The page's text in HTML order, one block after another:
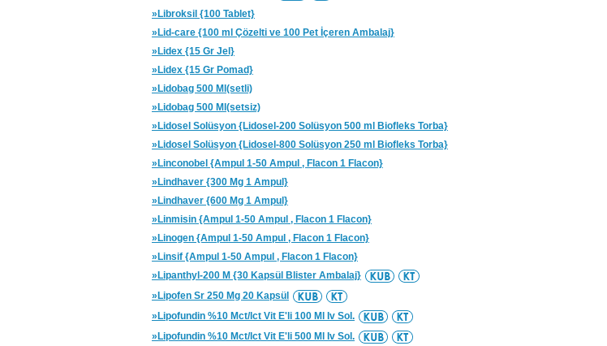
»Libroksil {100 Tablet}
»Lid-care {100 ml Çözelti ve 100 Pet İçeren Ambalaj}
»Lidex {15 Gr Jel}
»Lidex {15 Gr Pomad}
»Lidobag 500 Ml(setli)
»Lidobag 500 Ml(setsiz)
»Lidosel Solüsyon {Lidosel-200 Solüsyon 500 ml Biofleks Torba}
»Lidosel Solüsyon {Lidosel-800 Solüsyon 250 ml Biofleks Torba}
»Linconobel {Ampul 1-50 Ampul , Flacon 1 Flacon}
»Lindhaver {300 Mg 1 Ampul}
»Lindhaver {600 Mg 1 Ampul}
»Linmisin {Ampul 1-50 Ampul , Flacon 1 Flacon}
»Linogen {Ampul 1-50 Ampul , Flacon 1 Flacon}
»Linsif {Ampul 1-50 Ampul , Flacon 1 Flacon}
»Lipanthyl-200 M {30 Kapsül Blister Ambalaj}
»Lipofen Sr 250 Mg 20 Kapsül
»Lipofundin %10 Mct/lct Vit E'li 100 Ml Iv Sol.
»Lipofundin %10 Mct/lct Vit E'li 500 Ml Iv Sol.